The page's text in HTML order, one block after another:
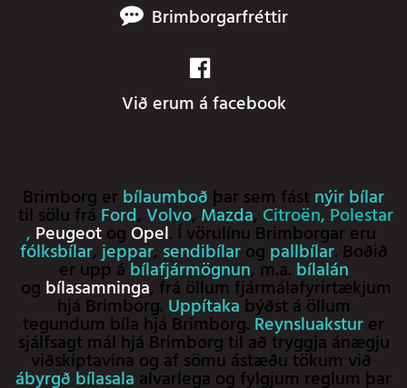
Brimborgarfréttir
Við erum á facebook
Brimborg er bílaumboð þar sem fást nýir bílar
til sölu frá Ford, Volvo, Mazda, Citroën,Polestar
, Peugeotog Opel. Í vörulínu Brimborgar eru
fólksbílar,jeppar, sendibílarog pallbílar. Boðið
er upp ábílafjármögnun, m.a. bílalán
og bílasamninga, frá öllum fjármálafyrirtækjum
hjá Brimborg. Uppítakabýðst á öllum
tegundum bíla hjá Brimborg. Reynsluaksturer
sjálfsagt mál hjá Brimborg til að tryggja ánægju
viðskiptavina og af sömu ástæðu tökum við
ábyrgð bílasala alvarlega og fylgjum reglum þar